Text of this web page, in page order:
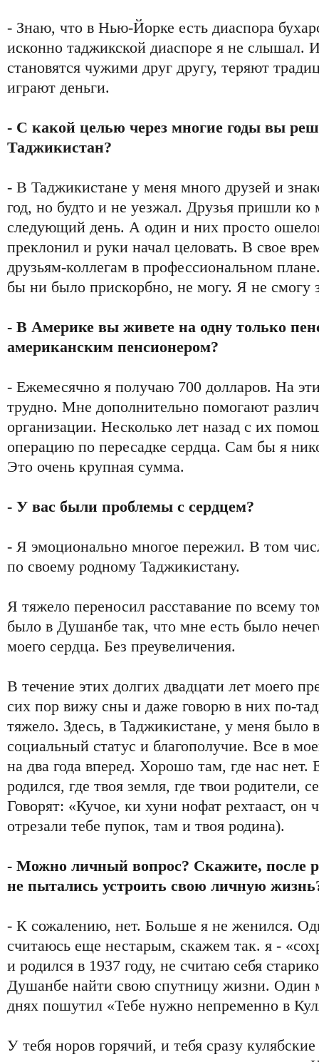
- Знаю, что в Нью-Йорке есть диаспора
исконно таджикской диаспоре я не слышал.
становятся чужими друг другу, теряют
играют деньги.
- С какой целью через многие годы вы
Таджикистан?
- В Таджикистане у меня много друзей и
год, но будто и не уезжал. Друзья пришли ко
следующий день. А один и них просто
преклонил и руки начал целовать. В свое
друзьям-коллегам в профессиональном
бы ни было прискорбно, не могу. Я не смогу
- В Америке вы живете на одну только
американским пенсионером?
- Ежемесячно я получаю 700 долларов. На
трудно. Мне дополнительно помогают
организации. Несколько лет назад с их
операцию по пересадке сердца. Сам бы я
Это очень крупная сумма.
- У вас были проблемы с сердцем?
- Я эмоционально многое пережил. В том
по своему родному Таджикистану.
Я тяжело переносил расставание по всему
было в Душанбе так, что мне есть было
моего сердца. Без преувеличения.
В течение этих долгих двадцати лет моего
сих пор вижу сны и даже говорю в них по-
тяжело. Здесь, в Таджикистане, у меня было
социальный статус и благополучие. Все в
на два года вперед. Хорошо там, где нас
родился, где твоя земля, где твои родители,
Говорят: «Кучое, ки хуни нофат рехтааст, он
отрезали тебе пупок, там и твоя родина).
- Можно личный вопрос? Скажите, после
не пытались устроить свою личную
- К сожалению, нет. Больше я не женился.
считаюсь еще нестарым, скажем так. я -
и родился в 1937 году, не считаю себя
Душанбе найти свою спутницу жизни. Один
днях пошутил «Тебе нужно непременно в
У тебя норов горячий, и тебя сразу